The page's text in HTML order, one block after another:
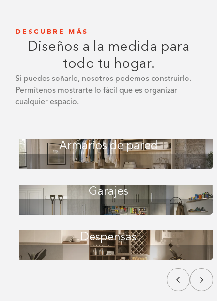
DESCUBRE MÁS
Diseños a la medida para
todo tu hogar.
Si puedes soñarlo, nosotros podemos construirlo.
Permítenos mostrarte lo fácil que es organizar
cualquier espacio.
Armarios de pared
Garajes
Despensas